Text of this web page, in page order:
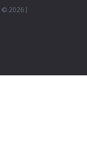
© 2026 |